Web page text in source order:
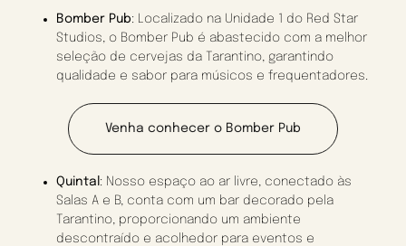
Bomber Pub: Localizado na Unidade 1 do Red Star
Studios, o Bomber Pub é abastecido com a melhor
seleção de cervejas da Tarantino, garantindo
qualidade e sabor para músicos e frequentadores.
Venha conhecer o Bomber Pub
Quintal : Nosso espaço ao ar livre, conectado às
Salas A e B, conta com um bar decorado pela
Tarantino, proporcionando um ambiente
descontraído e acolhedor para eventos e